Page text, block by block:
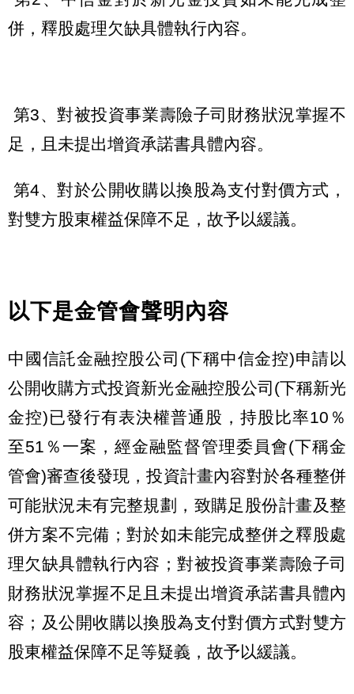
併，釋股處理欠缺具體執行內容。
第3、對被投資事業壽險子司財務狀況掌握不
足，且未提出增資承諾書具體內容。
第4、對於公開收購以換股為支付對價方式，
對雙方股東權益保障不足，故予以緩議。
以下是金管會聲明內容
中國信託金融控股公司(下稱中信金控)申請以
公開收購方式投資新光金融控股公司(下稱新光
金控)已發行有表決權普通股，持股比率10％
至51％一案，經金融監督管理委員會(下稱金
管會)審查後發現，投資計畫內容對於各種整併
可能狀況未有完整規劃，致購足股份計畫及整
併方案不完備；對於如未能完成整併之釋股處
理欠缺具體執行內容；對被投資事業壽險子司
財務狀況掌握不足且未提出增資承諾書具體內
容；及公開收購以換股為支付對價方式對雙方
股東權益保障不足等疑義，故予以緩議。